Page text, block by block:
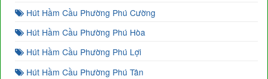
Hút Hầm Cầu Phường Phú Cường
Hút Hầm Cầu Phường Phú Hòa
Hút Hầm Cầu Phường Phú Lợi
Hút Hầm Cầu Phường Phú Tân